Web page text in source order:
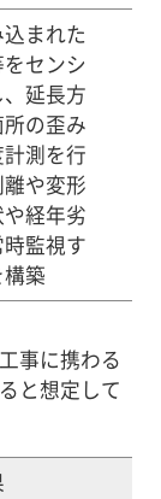
まれた
センシ
延長方
の歪み
測を行
や変形
経年劣
監視す
築
事に携わる
と想定して